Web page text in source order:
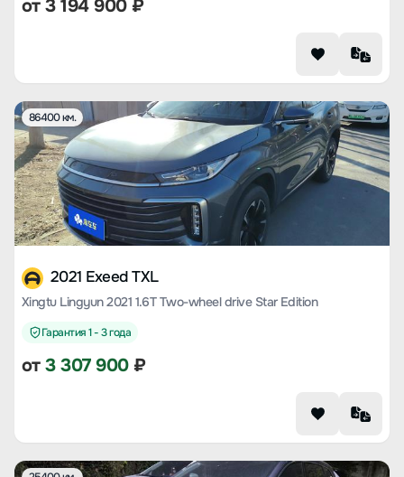
от3 194 900₽
86400 км.
2021 Exeed TXL
Xingtu Lingyun 2021 1.6T Two-wheel drive Star Edition
Гарантия 1 - 3 года
от3 307 900₽